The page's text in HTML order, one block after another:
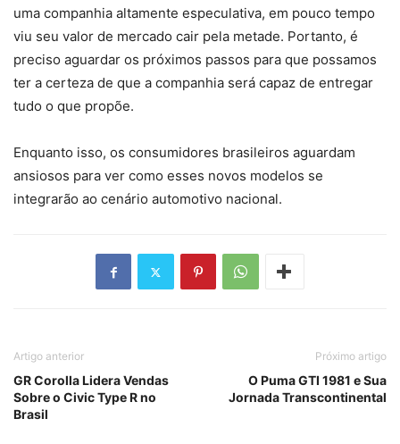
uma companhia altamente especulativa, em pouco tempo
viu seu valor de mercado cair pela metade. Portanto, é
preciso aguardar os próximos passos para que possamos
ter a certeza de que a companhia será capaz de entregar
tudo o que propõe.
Enquanto isso, os consumidores brasileiros aguardam
ansiosos para ver como esses novos modelos se
integrarão ao cenário automotivo nacional.
Artigo anterior
GR Corolla Lidera Vendas
Sobre o Civic Type R no
Brasil
Próximo artigo
O Puma GTI 1981 e Sua
Jornada Transcontinental